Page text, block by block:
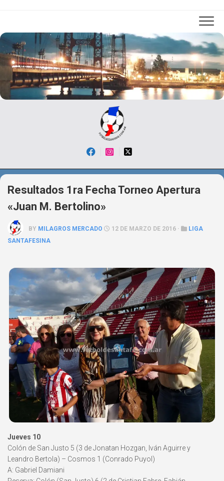
Resultados 1ra Fecha Torneo Apertura
«Juan M. Bertolino»
BY MILAGROS MERCADO 12 DE MARZO DE 2016 ·
LIGA
SANTAFESINA
Jueves 10
Colón de San Justo 5 (3 de Jonatan Hozgan, Iván Aguirre y
Leandro Bertola) – Cosmos 1 (Conrado Puyol)
A: Gabriel Damiani